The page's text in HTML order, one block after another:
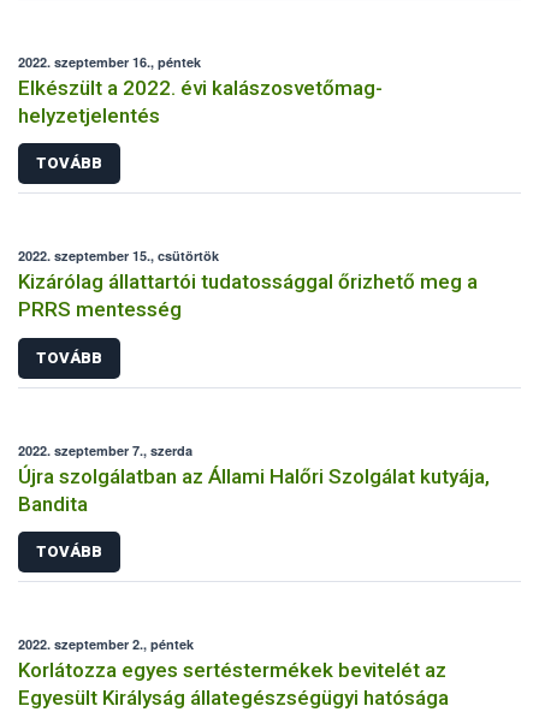
2022. szeptember 16., péntek
Elkészült a 2022. évi kalászosvetőmag-
helyzetjelentés
TOVÁBB
2022. szeptember 15., csütörtök
Kizárólag állattartói tudatossággal őrizhető meg a
PRRS mentesség
TOVÁBB
2022. szeptember 7., szerda
Újra szolgálatban az Állami Halőri Szolgálat kutyája,
Bandita
TOVÁBB
2022. szeptember 2., péntek
Korlátozza egyes sertéstermékek bevitelét az
Egyesült Királyság állategészségügyi hatósága